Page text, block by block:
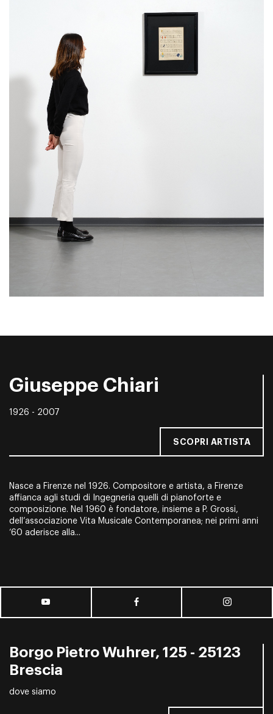
Giuseppe Chiari
1926 - 2007
SCOPRI ARTISTA
Nasce a Firenze nel 1926. Compositore e artista, a Firenze
affianca agli studi di Ingegneria quelli di pianoforte e
composizione. Nel 1960 è fondatore, insieme a P. Grossi,
dell’associazione Vita Musicale Contemporanea; nei primi anni
‘60 aderisce alla...
Borgo Pietro Wuhrer, 125 - 25123
Brescia
dove siamo